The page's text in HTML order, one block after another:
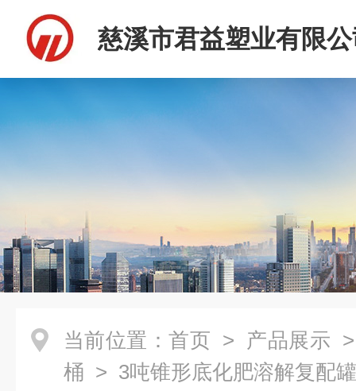
慈溪市君益塑业有限
当前位置： 首页 > 产品展示
桶 > 3吨锥形底化肥溶解复配罐